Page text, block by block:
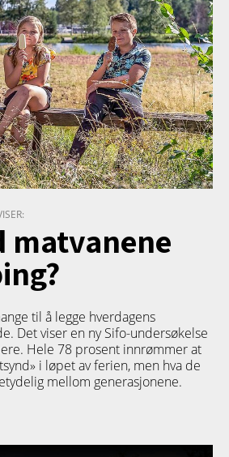
matvanene
til å legge hverdagens
Det viser en ny Sifo-undersøkelse
Hele 78 prosent innrømmer at
i løpet av ferien, men hva de
mellom generasjonene.